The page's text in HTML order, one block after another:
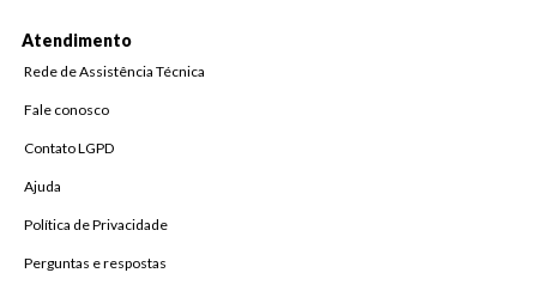
Atendimento
Rede de Assistência Técnica
Fale conosco
Contato LGPD
Ajuda
Política de Privacidade
Perguntas e respostas